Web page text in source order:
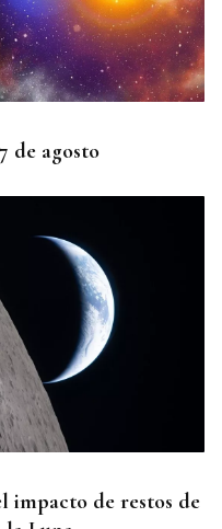
de agosto
impacto de restos de